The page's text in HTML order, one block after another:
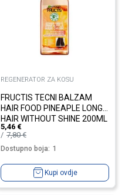
REGENERATOR ZA KOSU
FRUCTIS TECNI BALZAM
HAIR FOOD PINEAPLE LONG
HAIR WITHOUT SHINE 200ML
5,46 €
7,80€
Dostupno boja: 1
Kupi ovdje